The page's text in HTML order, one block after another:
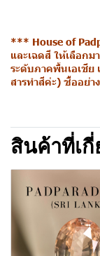
*** House of
และเฉดสี ให้เลือก
ระดับภาคพื้นเอเชีย
สารทำสีค่ะ) ซื้ออย่า
สินค้าที่เกี่